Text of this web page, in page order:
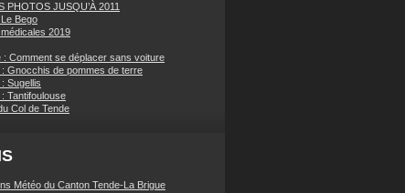
PHOTOS JUSQU’À 2011
Bego
2019
: Comment se déplacer sans voiture
: Gnocchis de pommes de terre
Sugellis
Tantifoulouse
Col de Tende
Météo du Canton Tende-La Brigue